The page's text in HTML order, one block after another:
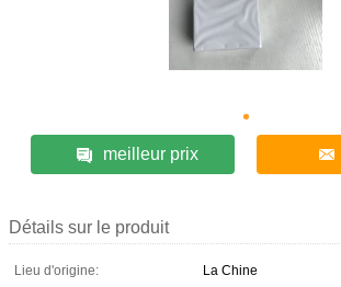
meilleur prix
Détails sur le produit
Lieu d'origine:
La Chine